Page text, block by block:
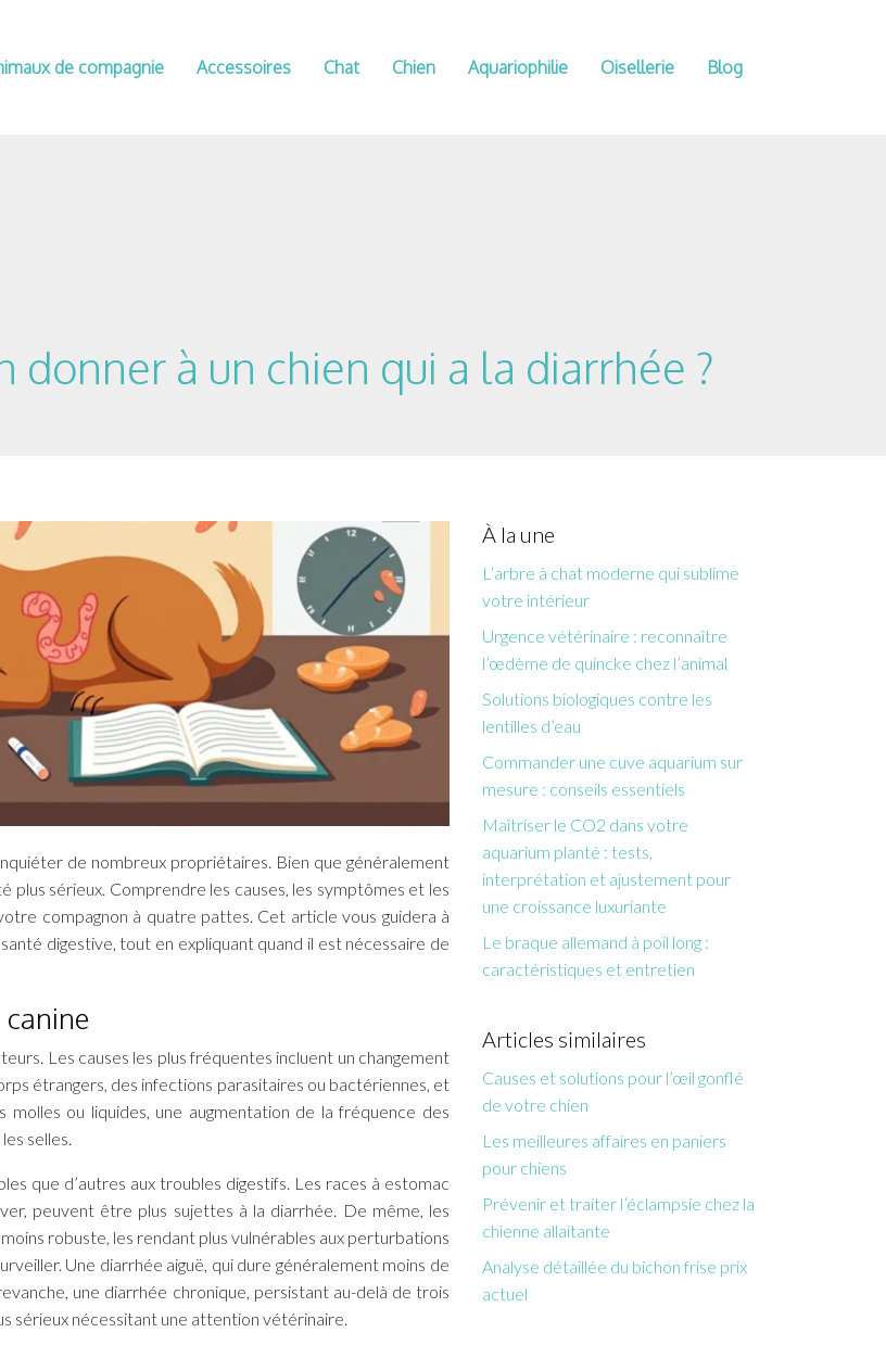
de compagnie Accessoires Chat Chien Aquariophilie Oisellerie Blog
donner à un chien qui a la diarrhée ?
de nombreux propriétaires. Bien que généralement
plus sérieux. Comprendre les causes, les symptômes et les
compagnon à quatre pattes. Cet article vous guidera à
digestive, tout en expliquant quand il est nécessaire de
Les causes les plus fréquentes incluent un changement
étrangers, des infections parasitaires ou bactériennes, et
ou liquides, une augmentation de la fréquence des
selles.
que d’autres aux troubles digestifs. Les races à estomac
peuvent être plus sujettes à la diarrhée. De même, les
robuste, les rendant plus vulnérables aux perturbations
Une diarrhée aiguë, qui dure généralement moins de
une diarrhée chronique, persistant au-delà de trois
sérieux nécessitant une attention vétérinaire.
À la une
L’arbre à chat moderne qui sublime
votre intérieur
Urgence vétérinaire : reconnaître
l’œdème de quincke chez l’animal
Solutions biologiques contre les
lentilles d’eau
Commander une cuve aquarium sur
mesure : conseils essentiels
Maîtriser le CO2 dans votre
aquarium planté : tests,
interprétation et ajustement pour
une croissance luxuriante
Le braque allemand à poil long :
caractéristiques et entretien
Articles similaires
Causes et solutions pour l’œil gonflé
de votre chien
Les meilleures affaires en paniers
pour chiens
Prévenir et traiter l’éclampsie chez la
chienne allaitante
Analyse détaillée du bichon frise prix
actuel